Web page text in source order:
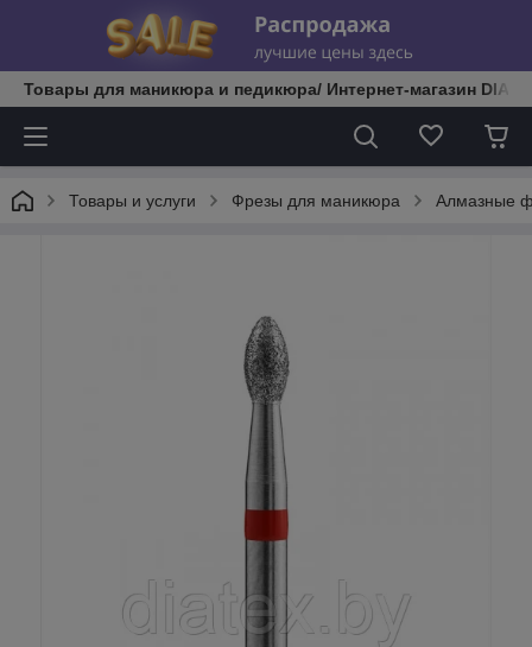
Товары для маникюра и педикюра/ Интернет-магазин
Товары и услуги Фрезы для маникюра Алмазные